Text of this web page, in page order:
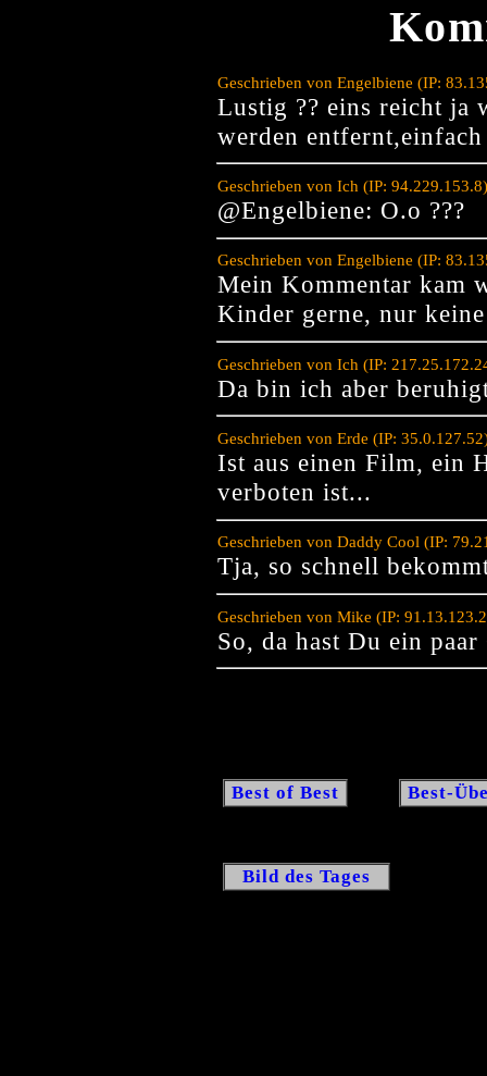
Geschrieben von Engelbiene (IP:
Lustig ?? eins reicht ja
werden
Geschrieben von Ich (IP:
@Engelbiene: O.o ???
Geschrieben von Engelbiene (IP:
Mein Kommentar kam
Kinder gerne, nur
Geschrieben von Ich (IP:
Da bin ich aber
Geschrieben von Erde (IP:
Ist aus einen Film, ein
verboten ist...
Geschrieben von Daddy Cool (IP:
Tja, so schnell
Geschrieben von Mike (IP:
So, da hast Du ein
Best of Best Best-
Bild des Tages